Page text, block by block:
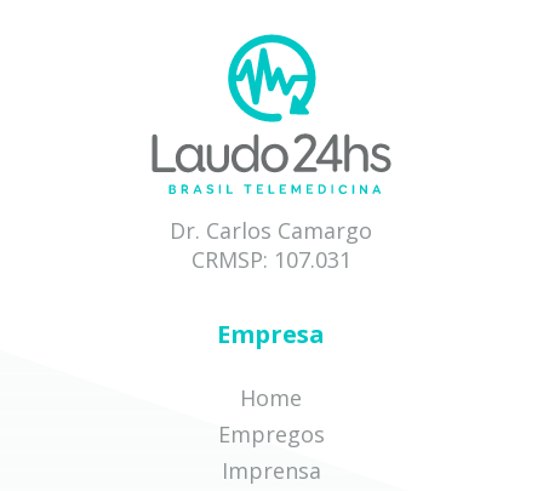
Dr. Carlos Camargo
CRMSP: 107.031
Empresa
Home
Empregos
Imprensa